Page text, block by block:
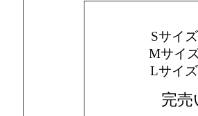
Sサイ
Mサイ
Lサイ
完